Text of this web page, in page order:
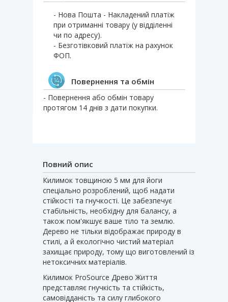
- Нова Пошта - Накладений платіж
при отриманні товару (у відділенні
чи по адресу).
- Безготівковий платіж на рахунок
ФОП.
Повернення та обмін
- Повернення або обмін товару
протягом 14 днів з дати покупки.
Повний опис
Килимок товщиною 5 мм для йоги
спеціально розроблений, щоб надати
стійкості та гнучкості. Це забезпечує
стабільність, необхідну для балансу, а
також пом'якшує ваше тіло та землю.
Дерево не тільки відображає природу в
стилі, а й екологічно чистий матеріал
захищає природу, тому що виготовлений із
нетоксичних матеріалів.
Килимок ProSource Древо Життя
представляє гнучкість та стійкість,
самовідданість та силу глибокого